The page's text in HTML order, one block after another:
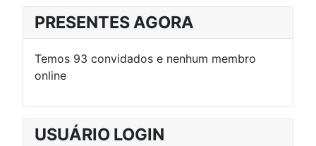
PRESENTES AGORA
Temos 93 convidados e nenhum membro
online
USUÁRIO LOGIN